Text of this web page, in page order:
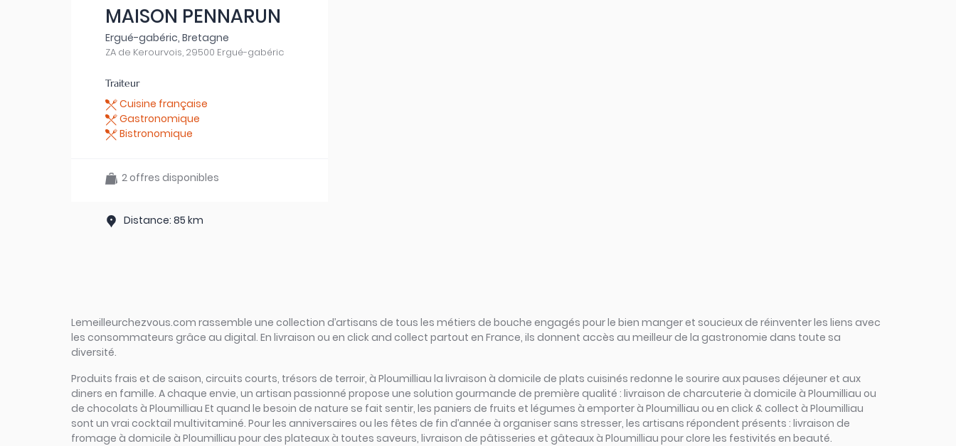
MAISON PENNARUN
Ergué-gabéric, Bretagne
ZA de Kerourvois, 29500 Ergué-gabéric
Traiteur
Cuisine française
Gastronomique
Bistronomique
2 offres disponibles
Distance: 85 km
Lemeilleurchezvous.com rassemble une collection d’artisans de tous les métiers de bouche engagés pour le bien manger et soucieux de réinventer les liens avec
les consommateurs grâce au digital. En livraison ou en click and collect partout en France, ils donnent accès au meilleur de la gastronomie dans toute sa
diversité.
Produits frais et de saison, circuits courts, trésors de terroir, à Ploumilliau la livraison à domicile de plats cuisinés redonne le sourire aux pauses déjeuner et aux
diners en famille. A chaque envie, un artisan passionné propose une solution gourmande de première qualité : livraison de charcuterie à domicile à Ploumilliau ou
de chocolats à Ploumilliau Et quand le besoin de nature se fait sentir, les paniers de fruits et légumes à emporter à Ploumilliau ou en click & collect à Ploumilliau
sont un vrai cocktail multivitaminé. Pour les anniversaires ou les fêtes de fin d’année à organiser sans stresser, les artisans répondent présents : livraison de
fromage à domicile à Ploumilliau pour des plateaux à toutes saveurs, livraison de pâtisseries et gâteaux à Ploumilliau pour clore les festivités en beauté.